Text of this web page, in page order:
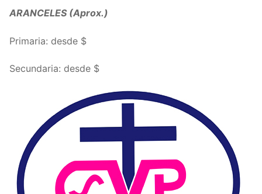
ARANCELES (Aprox.)
Primaria: desde $
Secundaria: desde $